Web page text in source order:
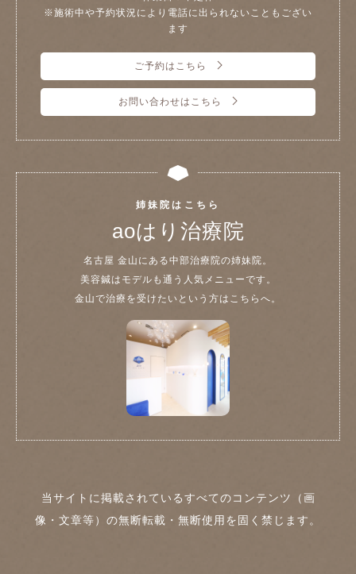
※施術中や予約状況により電話に出られないこともござい
ます
ご予約はこちら
お問い合わせはこちら
姉妹院はこちら
aoはり治療院
名古屋 金山にある中部治療院の姉妹院。
美容鍼はモデルも通う人気メニューです。
金山で治療を受けたいという方はこちらへ。
当サイトに掲載されているすべてのコンテンツ（画
像・文章等）の無断転載・無断使用を固く禁じます。